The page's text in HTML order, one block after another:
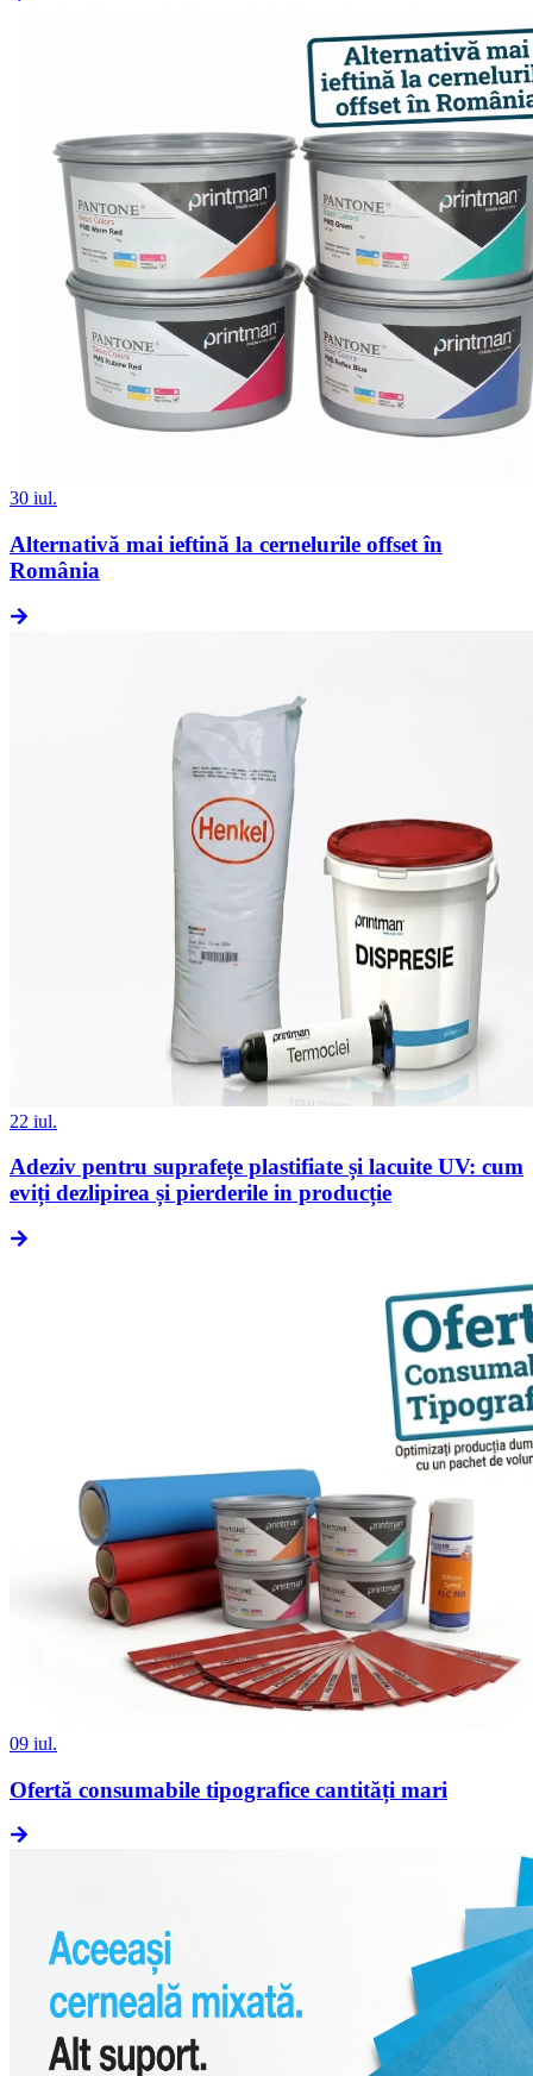
30 iul.
Alternativă mai ieftină la cernelurile offset în
România
22 iul.
Adeziv pentru suprafețe plastifiate și lacuite UV: cum
eviți dezlipirea și pierderile in producție
09 iul.
Ofertă consumabile tipografice cantități mari